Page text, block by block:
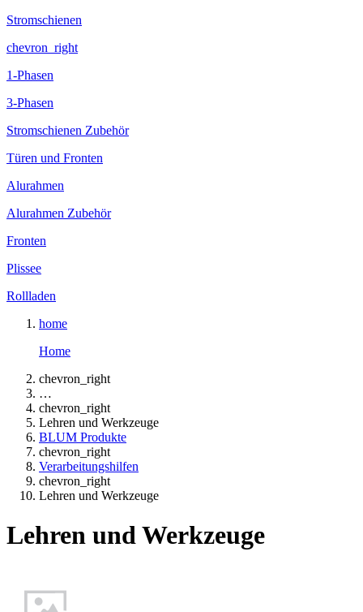
Stromschienen
chevron_right
1-Phasen
3-Phasen
Stromschienen Zubehör
Türen und Fronten
Alurahmen
Alurahmen Zubehör
Fronten
Plissee
Rollladen
home
Home
chevron_right
…
chevron_right
Lehren und Werkzeuge
BLUM Produkte
chevron_right
Verarbeitungshilfen
chevron_right
Lehren und Werkzeuge
Lehren und Werkzeuge